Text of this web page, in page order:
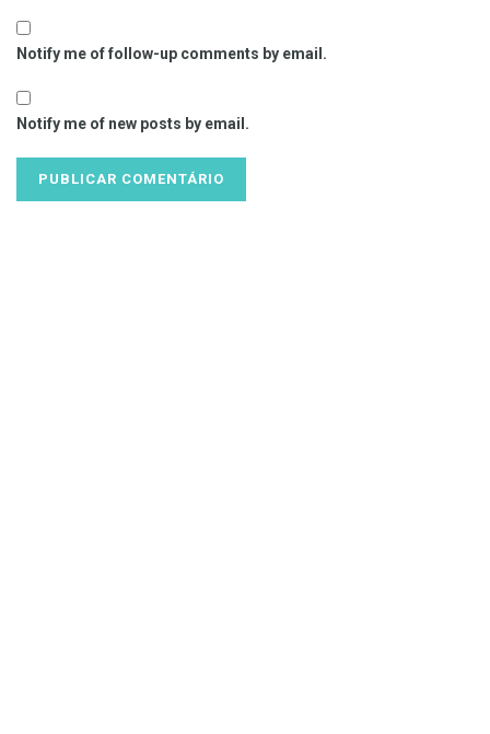
Notify me of follow-up comments by email.
Notify me of new posts by email.